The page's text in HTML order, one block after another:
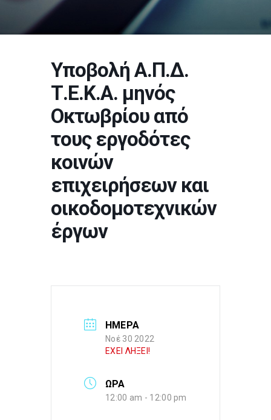
Υποβολή Α.Π.Δ.
Τ.Ε.Κ.Α. μηνός
Οκτωβρίου από
τους εργοδότες
κοινών
επιχειρήσεων και
οικοδομοτεχνικών
έργων
ΗΜΕΡΑ
Νοέ 30 2022
ΕΧΕΙ ΛΗΞΕΙ!
ΩΡΑ
12:00 am - 12:00 pm